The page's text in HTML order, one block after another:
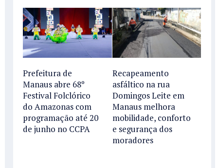
Prefeitura de
Manaus abre 68º
Festival Folclórico
do Amazonas com
programação até 20
de junho no CCPA
Recapeamento
asfáltico na rua
Domingos Leite em
Manaus melhora
mobilidade, conforto
e segurança dos
moradores